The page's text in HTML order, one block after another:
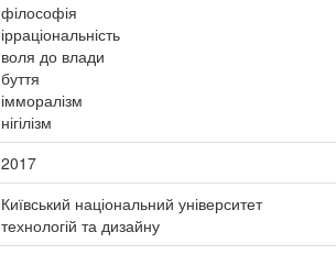
філософія
ірраціональність
воля до влади
буття
імморалізм
нігілізм
2017
Київський національний університет
технологій та дизайну